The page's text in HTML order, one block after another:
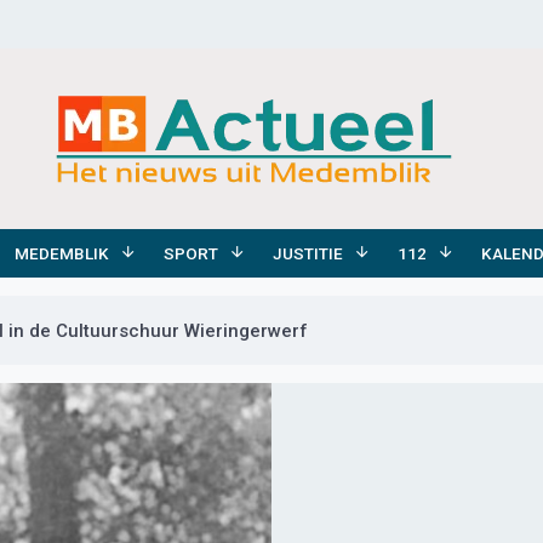
MEDEMBLIK SPORT JUSTITIE 112
in de Cultuurschuur Wieringerwerf